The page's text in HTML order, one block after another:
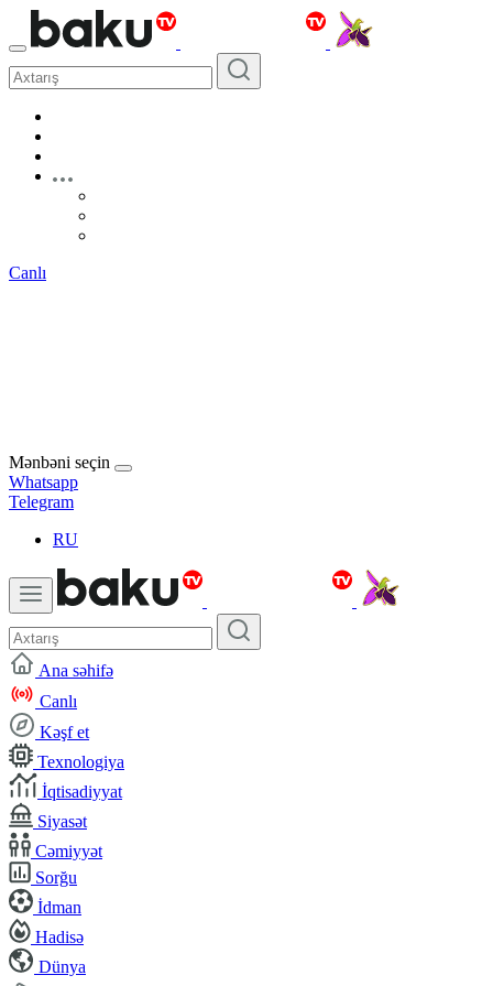
Canlı
Mənbəni seçin
Whatsapp
Telegram
RU
Ana səhifə
Canlı
Kəşf et
Texnologiya
İqtisadiyyat
Siyasət
Cəmiyyət
Sorğu
İdman
Hadisə
Dünya